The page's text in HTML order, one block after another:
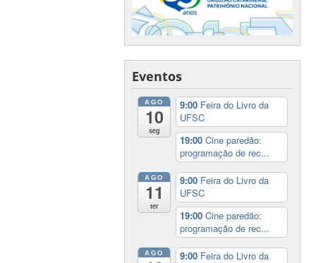
Eventos
AGO
10
seg
9:00 Feira do Livro da
UFSC
19:00Cine paredão:
programação de rec...
AGO
11
ter
9:00 Feira do Livro da
UFSC
19:00Cine paredão:
programação de rec...
AGO 9:00 Feira do Livro da